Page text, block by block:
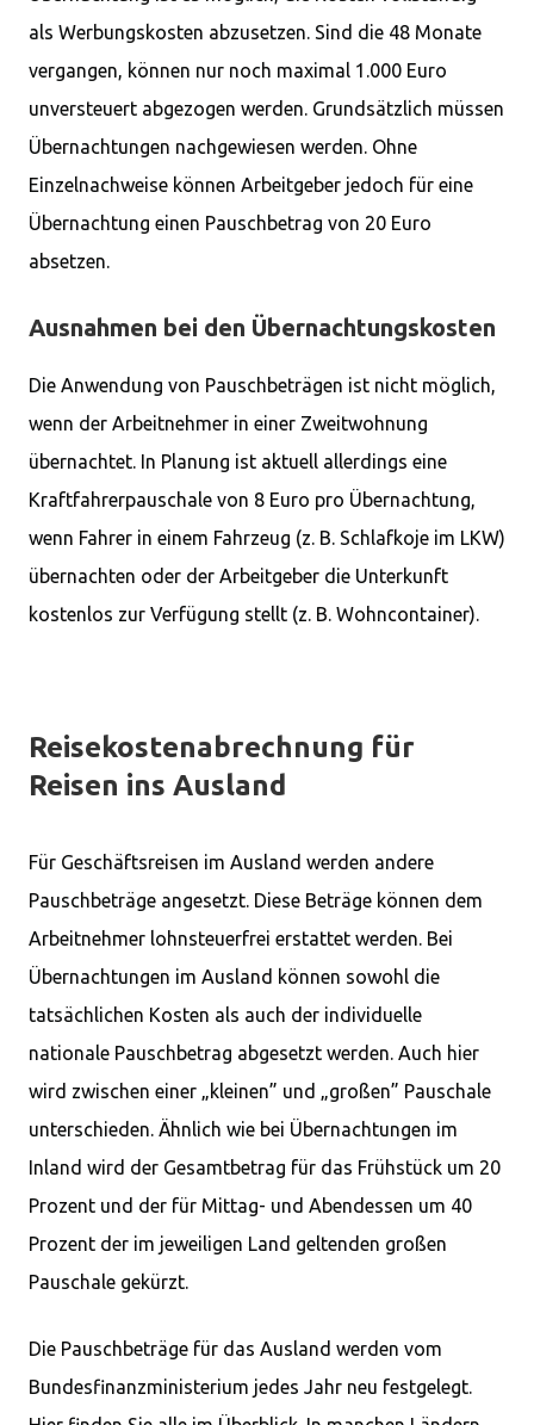
als Werbungskosten abzusetzen. Sind die 48 Monate
vergangen, können nur noch maximal 1.000 Euro
unversteuert abgezogen werden. Grundsätzlich müssen
Übernachtungen nachgewiesen werden. Ohne
Einzelnachweise können Arbeitgeber jedoch für eine
Übernachtung einen Pauschbetrag von 20 Euro
absetzen.
Ausnahmen bei den Übernachtungskosten
Die Anwendung von Pauschbeträgen ist nicht möglich,
wenn der Arbeitnehmer in einer Zweitwohnung
übernachtet. In Planung ist aktuell allerdings eine
Kraftfahrerpauschale von 8 Euro pro Übernachtung,
wenn Fahrer in einem Fahrzeug (z. B. Schlafkoje im LKW)
übernachten oder der Arbeitgeber die Unterkunft
kostenlos zur Verfügung stellt (z. B. Wohncontainer).
Reisekostenabrechnung für
Reisen ins Ausland
Für Geschäftsreisen im Ausland werden andere
Pauschbeträge angesetzt. Diese Beträge können dem
Arbeitnehmer lohnsteuerfrei erstattet werden. Bei
Übernachtungen im Ausland können sowohl die
tatsächlichen Kosten als auch der individuelle
nationale Pauschbetrag abgesetzt werden. Auch hier
wird zwischen einer „kleinen” und „großen” Pauschale
unterschieden. Ähnlich wie bei Übernachtungen im
Inland wird der Gesamtbetrag für das Frühstück um 20
Prozent und der für Mittag- und Abendessen um 40
Prozent der im jeweiligen Land geltenden großen
Pauschale gekürzt.
Die Pauschbeträge für das Ausland werden vom
Bundesfinanzministerium jedes Jahr neu festgelegt.